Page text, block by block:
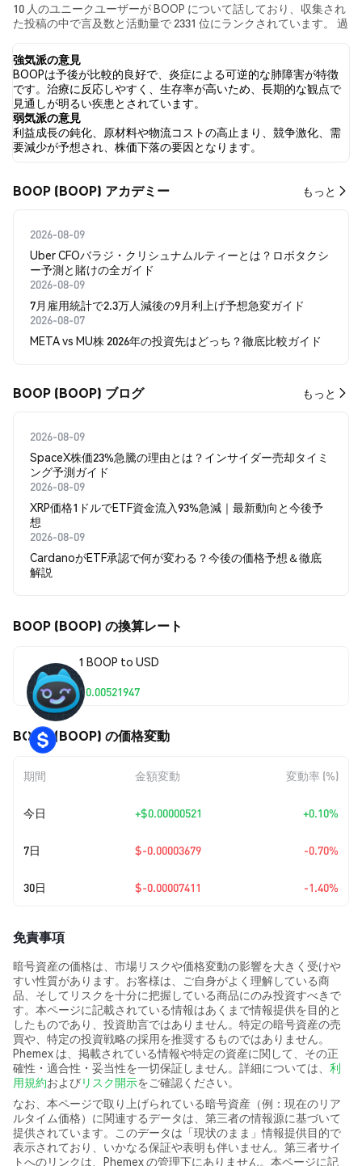
10 人のユニークユーザーが BOOP について話しており、収集され
た投稿の中で言及数と活動量で 2331 位にランクされています。 過
情は 強気 でした。 最後に、BOOP に関するニュース記事が 0 件公
開されました。 Twitterでは、40.00% のツイートが強気の感情を
示し、15.00% のツイートが弱気の感情を示しました。 45.00% の
ツイートは BOOP に対して中立的でした。 これらの感情分析は 20
件のツイートに基づいています。
強気派の意見
BOOPは予後が比較的良好で、炎症による可逆的な肺障害が特徴
です。治療に反応しやすく、生存率が高いため、長期的な観点で
見通しが明るい疾患とされています。
弱気派の意見
利益成長の鈍化、原材料や物流コストの高止まり、競争激化、需
要減少が予想され、株価下落の要因となります。
BOOP (BOOP) アカデミー もっと
2026-08-09
Uber CFOバラジ・クリシュナムルティーとは？ロボタクシ
ー予測と賭けの全ガイド
2026-08-09
7月雇用統計で2.3万人減後の9月利上げ予想急変ガイド
2026-08-07
META vs MU株 2026年の投資先はどっち？徹底比較ガイド
BOOP (BOOP) ブログ もっと
2026-08-09
SpaceX株価23%急騰の理由とは？インサイダー売却タイミ
ング予測ガイド
2026-08-09
XRP価格1ドルでETF資金流入93%急減｜最新動向と今後予
想
2026-08-09
CardanoがETF承認で何が変わる？今後の価格予想＆徹底
解説
BOOP (BOOP) の換算レート
1 BOOP to USD
$0.00521947
BOOP (BOOP) の価格変動
期間 金額変動 変動率 (%)
今日 +$0.00000521 +0.10%
7日 $-0.00003679 -0.70%
30日 $-0.00007411 -1.40%
免責事項
暗号資産の価格は、市場リスクや価格変動の影響を大きく受けや
すい性質があります。お客様は、ご自身がよく理解している商
品、そしてリスクを十分に把握している商品にのみ投資すべきで
す。本ページに記載されている情報はあくまで情報提供を目的と
したものであり、投資助言ではありません。特定の暗号資産の売
買や、特定の投資戦略の採用を推奨するものではありません。
Phemex は、掲載されている情報や特定の資産に関して、その正
確性・適合性・妥当性を一切保証しません。詳細については、 利
用規約およびリスク開示をご確認ください。
なお、本ページで取り上げられている暗号資産（例：現在のリア
ルタイム価格）に関連するデータは、第三者の情報源に基づいて
提供されています。このデータは「現状のまま」情報提供目的で
表示されており、いかなる保証や表明も伴いません。第三者サイ
トへのリンクは、Phemex の管理下にありません。本ページに記